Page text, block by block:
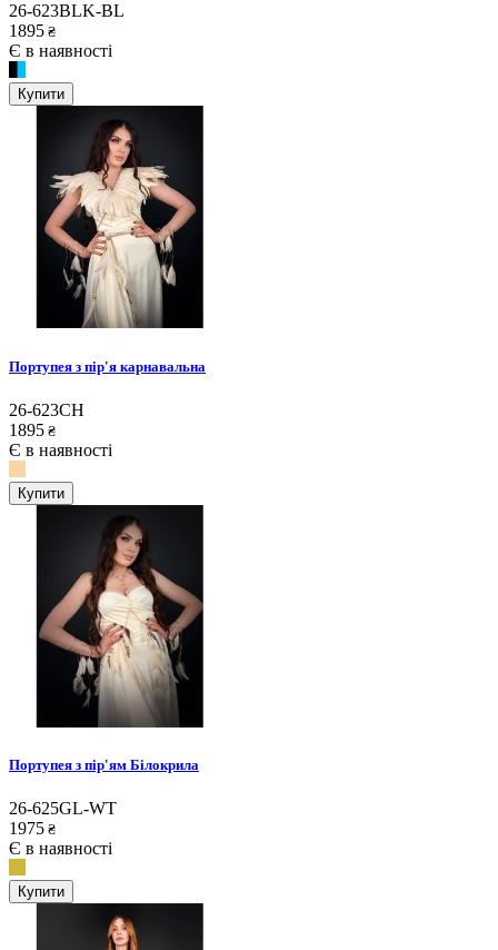
26-623BLK-BL
1895 ₴
Є в наявності
Купити
Портупея з пір'я карнавальна
26-623CH
1895 ₴
Є в наявності
Купити
Портупея з пір'ям Білокрила
26-625GL-WT
1975 ₴
Є в наявності
Купити